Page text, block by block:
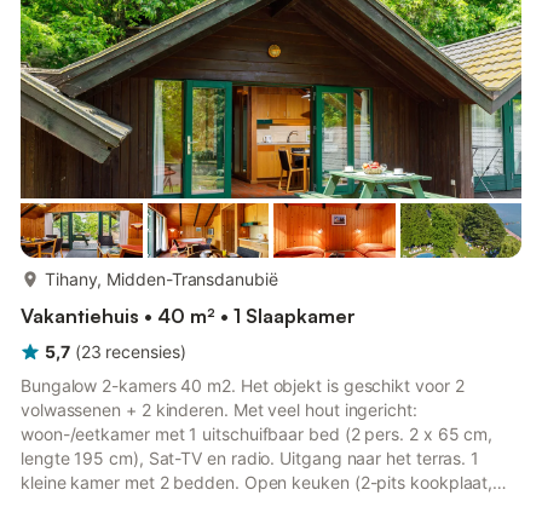
Tihany, Midden-Transdanubië
Vakantiehuis • 40 m² • 1 Slaapkamer
5,7 (23 recensies)
Bungalow 2-kamers 40 m2. Het objekt is geschikt voor 2
volwassenen + 2 kinderen. Met veel hout ingericht:
woon-/eetkamer met 1 uitschuifbaar bed (2 pers. 2 x 65 cm,
lengte 195 cm), Sat-TV en radio. Uitgang naar het terras. 1
kleine kamer met 2 bedden. Open keuken (2-pits kookplaat,